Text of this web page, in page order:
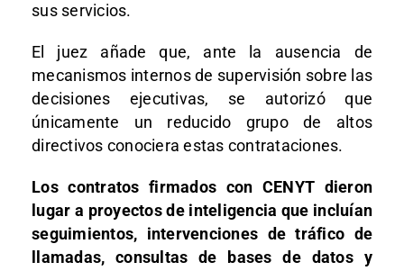
sus servicios.
El juez añade que, ante la ausencia de
mecanismos internos de supervisión sobre las
decisiones ejecutivas, se autorizó que
únicamente un reducido grupo de altos
directivos conociera estas contrataciones.
Los contratos firmados con CENYT dieron
lugar a proyectos de inteligencia que incluían
seguimientos, intervenciones de tráfico de
llamadas, consultas de bases de datos y